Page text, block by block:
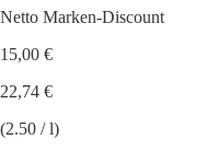
Netto Marken-Discount
15,00 €
22,74 €
(2.50 / l)